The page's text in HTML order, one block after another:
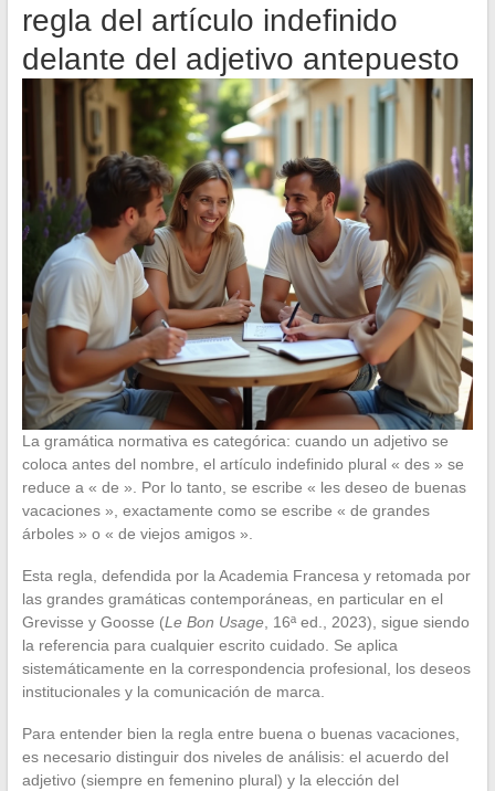
regla del artículo indefinido
delante del adjetivo antepuesto
La gramática normativa es categórica: cuando un adjetivo se
coloca antes del nombre, el artículo indefinido plural « des » se
reduce a « de ». Por lo tanto, se escribe « les deseo de buenas
vacaciones », exactamente como se escribe « de grandes
árboles » o « de viejos amigos ».
Esta regla, defendida por la Academia Francesa y retomada por
las grandes gramáticas contemporáneas, en particular en el
Grevisse y Goosse (Le Bon Usage, 16ª ed., 2023), sigue siendo
la referencia para cualquier escrito cuidado. Se aplica
sistemáticamente en la correspondencia profesional, los deseos
institucionales y la comunicación de marca.
Para entender bien la regla entre buena o buenas vacaciones,
es necesario distinguir dos niveles de análisis: el acuerdo del
adjetivo (siempre en femenino plural) y la elección del